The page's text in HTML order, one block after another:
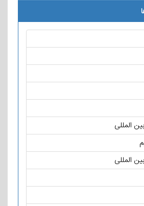
المللی
المللی